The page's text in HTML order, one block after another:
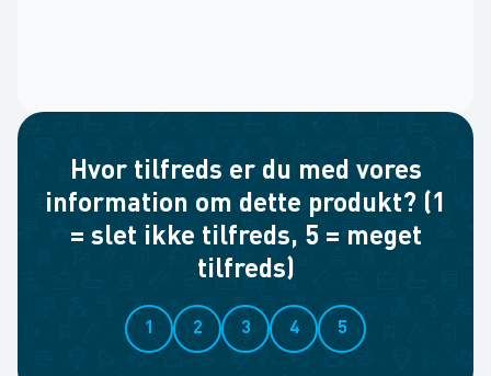
Hvor tilfreds er du med vores
information om dette produkt? (1
= slet ikke tilfreds, 5 = meget
tilfreds)
1 2 3 4 5